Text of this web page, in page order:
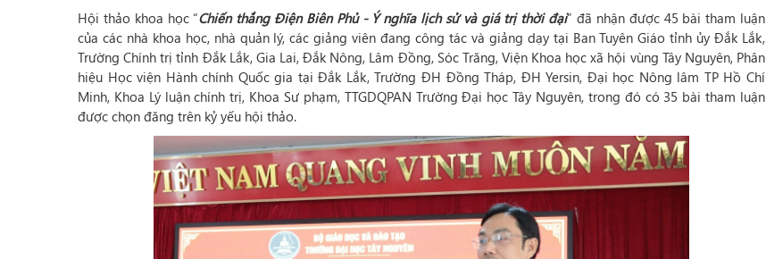
Hội thảo khoa học “Chiến thắng Điện Biên Phủ - Ý nghĩa lịch sử và giá trị thời đại” đã nhận được 45 bài tham luận
của các nhà khoa học, nhà quản lý, các giảng viên đang công tác và giảng dạy tại Ban Tuyên Giáo tỉnh ủy Đắk Lắk,
Trường Chính trị tỉnh Đắk Lắk, Gia Lai, Đắk Nông, Lâm Đồng, Sóc Trăng, Viện Khoa học xã hội vùng Tây Nguyên, Phân
hiệu Học viện Hành chính Quốc gia tại Đắk Lắk, Trường ĐH Đồng Tháp, ĐH Yersin, Đại học Nông lâm TP Hồ Chí
Minh, Khoa Lý luận chính trị, Khoa Sư phạm, TTGDQPAN Trường Đại học Tây Nguyên, trong đó có 35 bài tham luận
được chọn đăng trên kỷ yếu hội thảo.